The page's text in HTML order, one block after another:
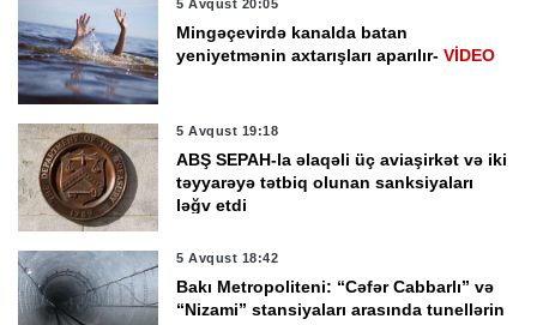
5 Avqust 20:05
Mingəçevirdə kanalda batan
yeniyetmənin axtarışları aparılır-VİDEO
5 Avqust 19:18
ABŞ SEPAH-la əlaqəli üç aviaşirkət və iki
təyyarəyə tətbiq olunan sanksiyaları
ləğv etdi
5 Avqust 18:42
Bakı Metropoliteni: “Cəfər Cabbarlı” və
“Nizami” stansiyaları arasında tunellərin